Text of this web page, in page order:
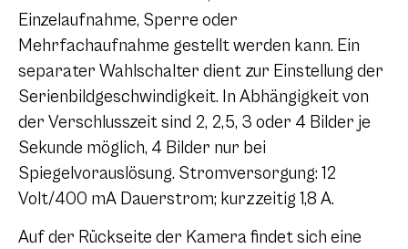
Einzelaufnahme, Sperre oder
Mehrfachaufnahme gestellt werden kann. Ein
separater Wahlschalter dient zur Einstellung der
Serienbildgeschwindigkeit. In Abhängigkeit von
der Verschlusszeit sind 2, 2,5, 3 oder 4 Bilder je
Sekunde möglich, 4 Bilder nur bei
Spiegelvorauslösung. Stromversorgung: 12
Volt/400 mA Dauerstrom; kurzzeitig 1,8 A.
Auf der Rückseite der Kamera findet sich eine